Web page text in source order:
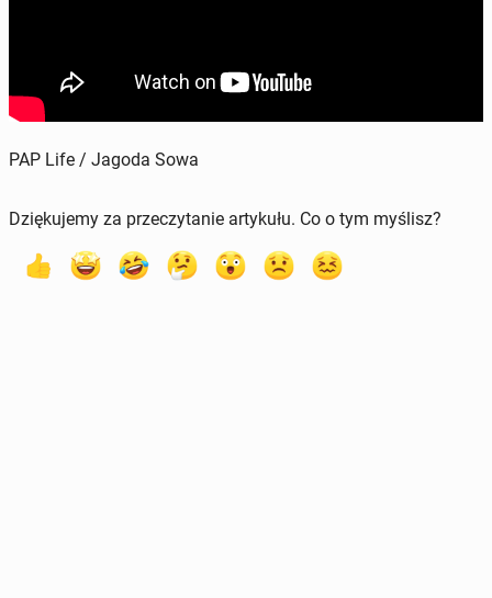
PAP Life / Jagoda Sowa
Dziękujemy za przeczytanie artykułu. Co o tym myślisz?